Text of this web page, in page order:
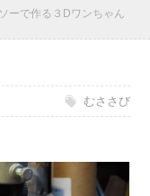
ーで作る３Dワンちゃん
むささび